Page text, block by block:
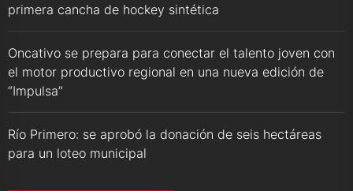
primera cancha de hockey sintética
Oncativo se prepara para conectar el talento joven con
el motor productivo regional en una nueva edición de
“Impulsa”
Río Primero: se aprobó la donación de seis hectáreas
para un loteo municipal